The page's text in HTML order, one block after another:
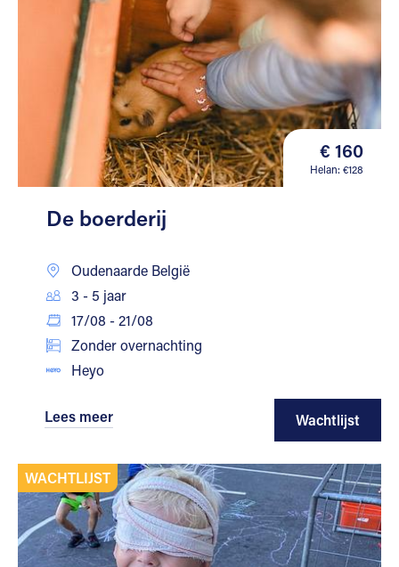
€ 160
Helan: €128
De boerderij
Oudenaarde België
3 - 5 jaar
17/08 - 21/08
Zonder overnachting
Heyo
Lees meer Wachtlijst
WACHTLIJST